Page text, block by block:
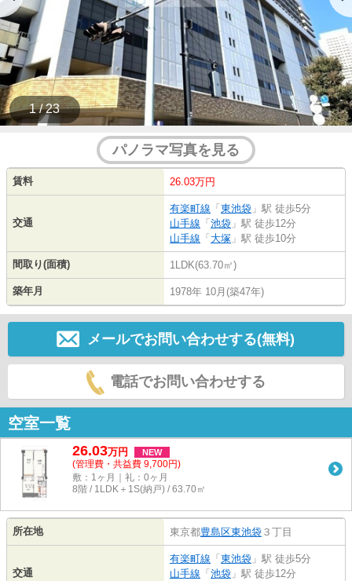
1 / 23
パノラマ写真を見る
賃料 26.03万円
交通
有楽町線 「 東池袋 」駅 徒歩5分
山手線 「 池袋 」駅 徒歩12分
山手線 「 大塚 」駅 徒歩10分
間取り(面積) 1LDK(63.70㎡)
築年月 1978年 10月(築47年)
メールでお問い合わせする(無料)
電話でお問い合わせする
空室一覧
26.03万円 NEW
(管理費・共益費 9,700円)
敷：1ヶ月｜礼：0ヶ月
8階 / 1LDK＋1S(納戸) / 63.70㎡
所在地 東京都豊島区東池袋 ３丁目
交通
有楽町線 「 東池袋 」駅 徒歩5分
山手線 「 池袋 」駅 徒歩12分